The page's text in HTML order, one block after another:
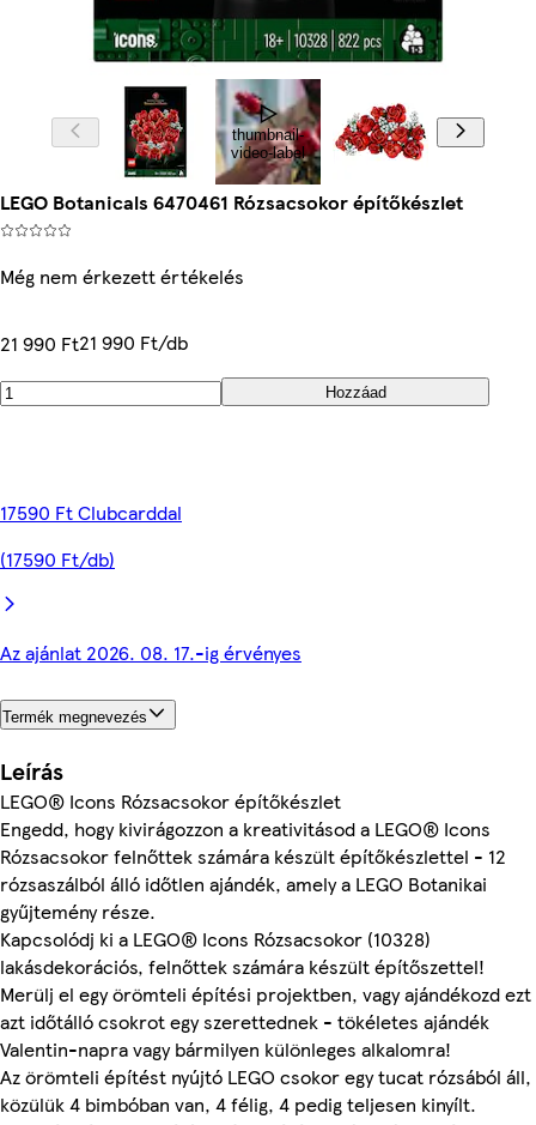
thumbnail-
video-label
LEGO Botanicals 6470461 Rózsacsokor építőkészlet
Még nem érkezett értékelés
21 990 Ft21 990 Ft/db
Hozzáad
17590 Ft Clubcarddal
(17590 Ft/db)
Az ajánlat 2026. 08. 17.-ig érvényes
Termék megnevezés
Leírás
LEGO® Icons Rózsacsokor építőkészlet
Engedd, hogy kivirágozzon a kreativitásod a LEGO® Icons
Rózsacsokor felnőttek számára készült építőkészlettel - 12
rózsaszálból álló időtlen ajándék, amely a LEGO Botanikai
gyűjtemény része.
Kapcsolódj ki a LEGO® Icons Rózsacsokor (10328)
lakásdekorációs, felnőttek számára készült építőszettel!
Merülj el egy örömteli építési projektben, vagy ajándékozd ezt
azt időtálló csokrot egy szerettednek - tökéletes ajándék
Valentin-napra vagy bármilyen különleges alkalomra!
Az örömteli építést nyújtó LEGO csokor egy tucat rózsából áll,
közülük 4 bimbóban van, 4 félig, 4 pedig teljesen kinyílt.